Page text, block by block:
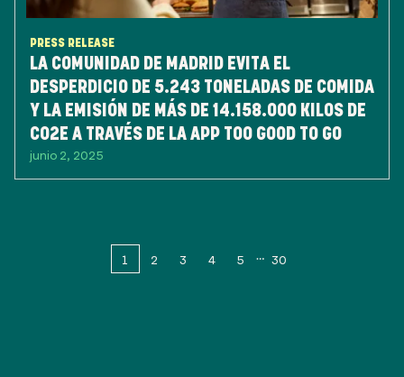
PRESS RELEASE
LA COMUNIDAD DE MADRID EVITA EL
DESPERDICIO DE 5.243 TONELADAS DE COMIDA
Y LA EMISIÓN DE MÁS DE 14.158.000 KILOS DE
CO2E A TRAVÉS DE LA APP TOO GOOD TO GO
junio 2, 2025
1 2 3 4 5 30